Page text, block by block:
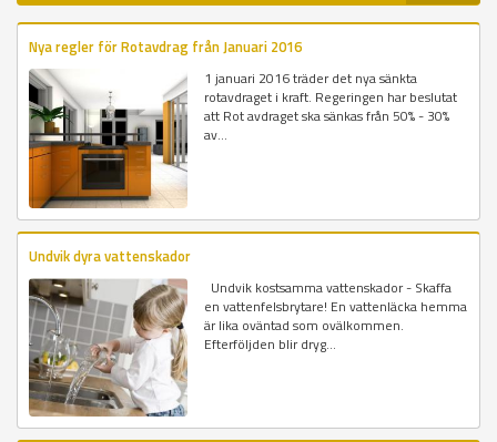
Nya regler för Rotavdrag från Januari 2016
1 januari 2016 träder det nya sänkta
rotavdraget i kraft. Regeringen har beslutat
att Rot avdraget ska sänkas från 50% - 30%
av...
Undvik dyra vattenskador
Undvik kostsamma vattenskador - Skaffa
en vattenfelsbrytare! En vattenläcka hemma
är lika oväntad som ovälkommen.
Efterföljden blir dryg...